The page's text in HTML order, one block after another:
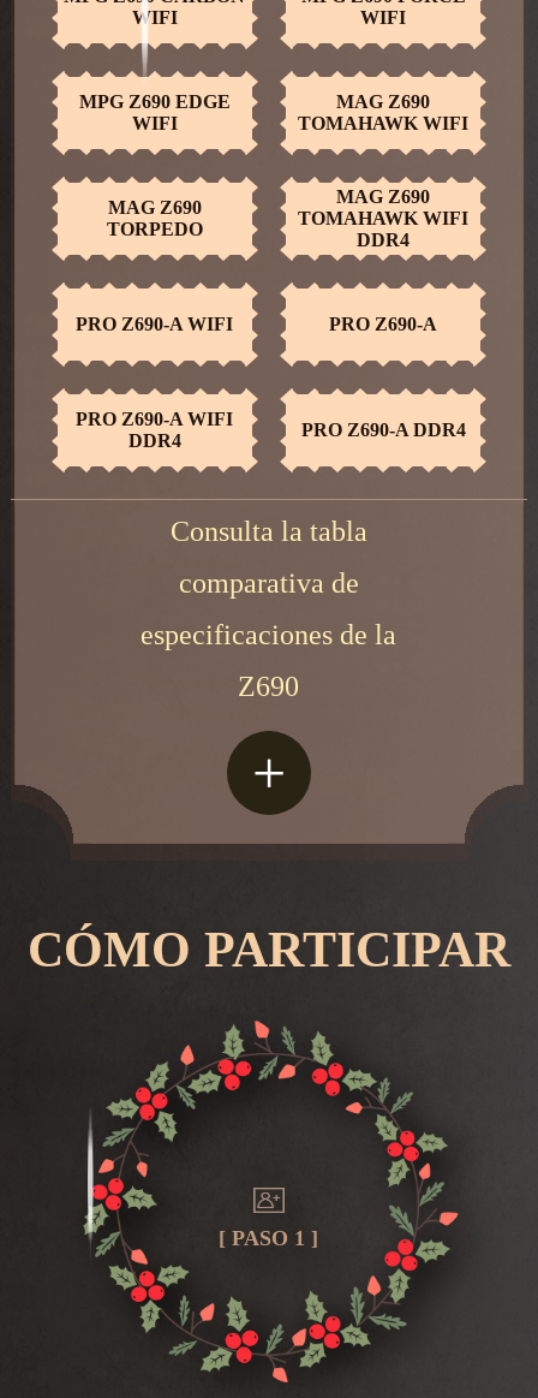
WIFI
WIFI
MPG Z690 EDGE
WIFI
MAG Z690
TOMAHAWK WIFI
MAG Z690
TORPEDO
MAG Z690
TOMAHAWK WIFI
DDR4
PRO Z690-A WIFI PRO Z690-A
PRO Z690-A WIFI
DDR4
PRO Z690-A DDR4
Consulta la tabla
comparativa de
especificaciones de la
Z690
+
MAG CORELIQUID
280R
MAG CORELIQUID
C240
MAG CORELIQUID
C280
MAG CORELIQUID
C360
CÓMO PARTICIPAR
[ PASO 1 ]